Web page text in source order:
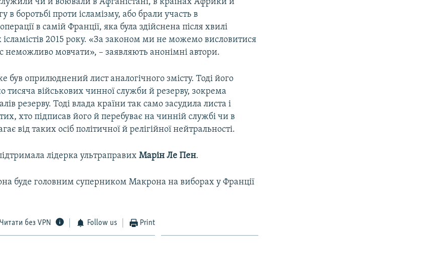
в боротьбі проти ісламізму, або брали участь в
в самій Франції, яка була здійснена після хвилі
2015 року. «За законом ми не можемо висловитися
неможливо мовчати», – заявляють анонімні автори.
був оприлюднений лист аналогічного змісту. Тоді його
тисяча військових чинної служби й резерву, зокрема
резерву. Тоді влада країни так само засудила листа і
хто підписав його й перебуває на чинній службі чи в
від таких осіб політичної й релігійної нейтральності.
лідерка ультраправихМарін Ле Пен.
буде головним суперником Макрона на виборах у Франції
Читати без VPN Follow us Print